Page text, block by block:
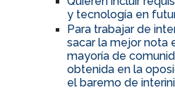
y tecnología en
Para trabajar de
sacar la mejor nota
mayoría de
obtenida en la
el baremo de